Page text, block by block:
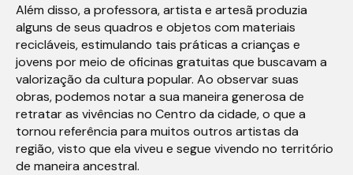
Além disso, a professora, artista e artesã produzia
alguns de seus quadros e objetos com materiais
recicláveis, estimulando tais práticas a crianças e
jovens por meio de oficinas gratuitas que buscavam a
valorização da cultura popular. Ao observar suas
obras, podemos notar a sua maneira generosa de
retratar as vivências no Centro da cidade, o que a
tornou referência para muitos outros artistas da
região, visto que ela viveu e segue vivendo no território
de maneira ancestral.